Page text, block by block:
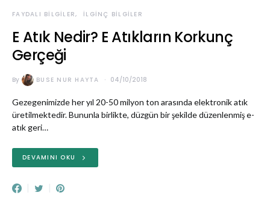
FAYDALI BILGILER İLGINÇ BILGILER
E Atık Nedir? E Atıkların Korkunç
Gerçeği
By BUSE NUR HAYTA 04/10/2018
Gezegenimizde her yıl 20-50 milyon ton arasında elektronik atık
üretilmektedir. Bununla birlikte, düzgün bir şekilde düzenlenmiş e-
atık geri…
DEVAMINI OKU